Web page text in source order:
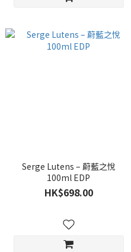
Serge Lutens – 蔚藍之悅
100ml EDP
HK$698.00